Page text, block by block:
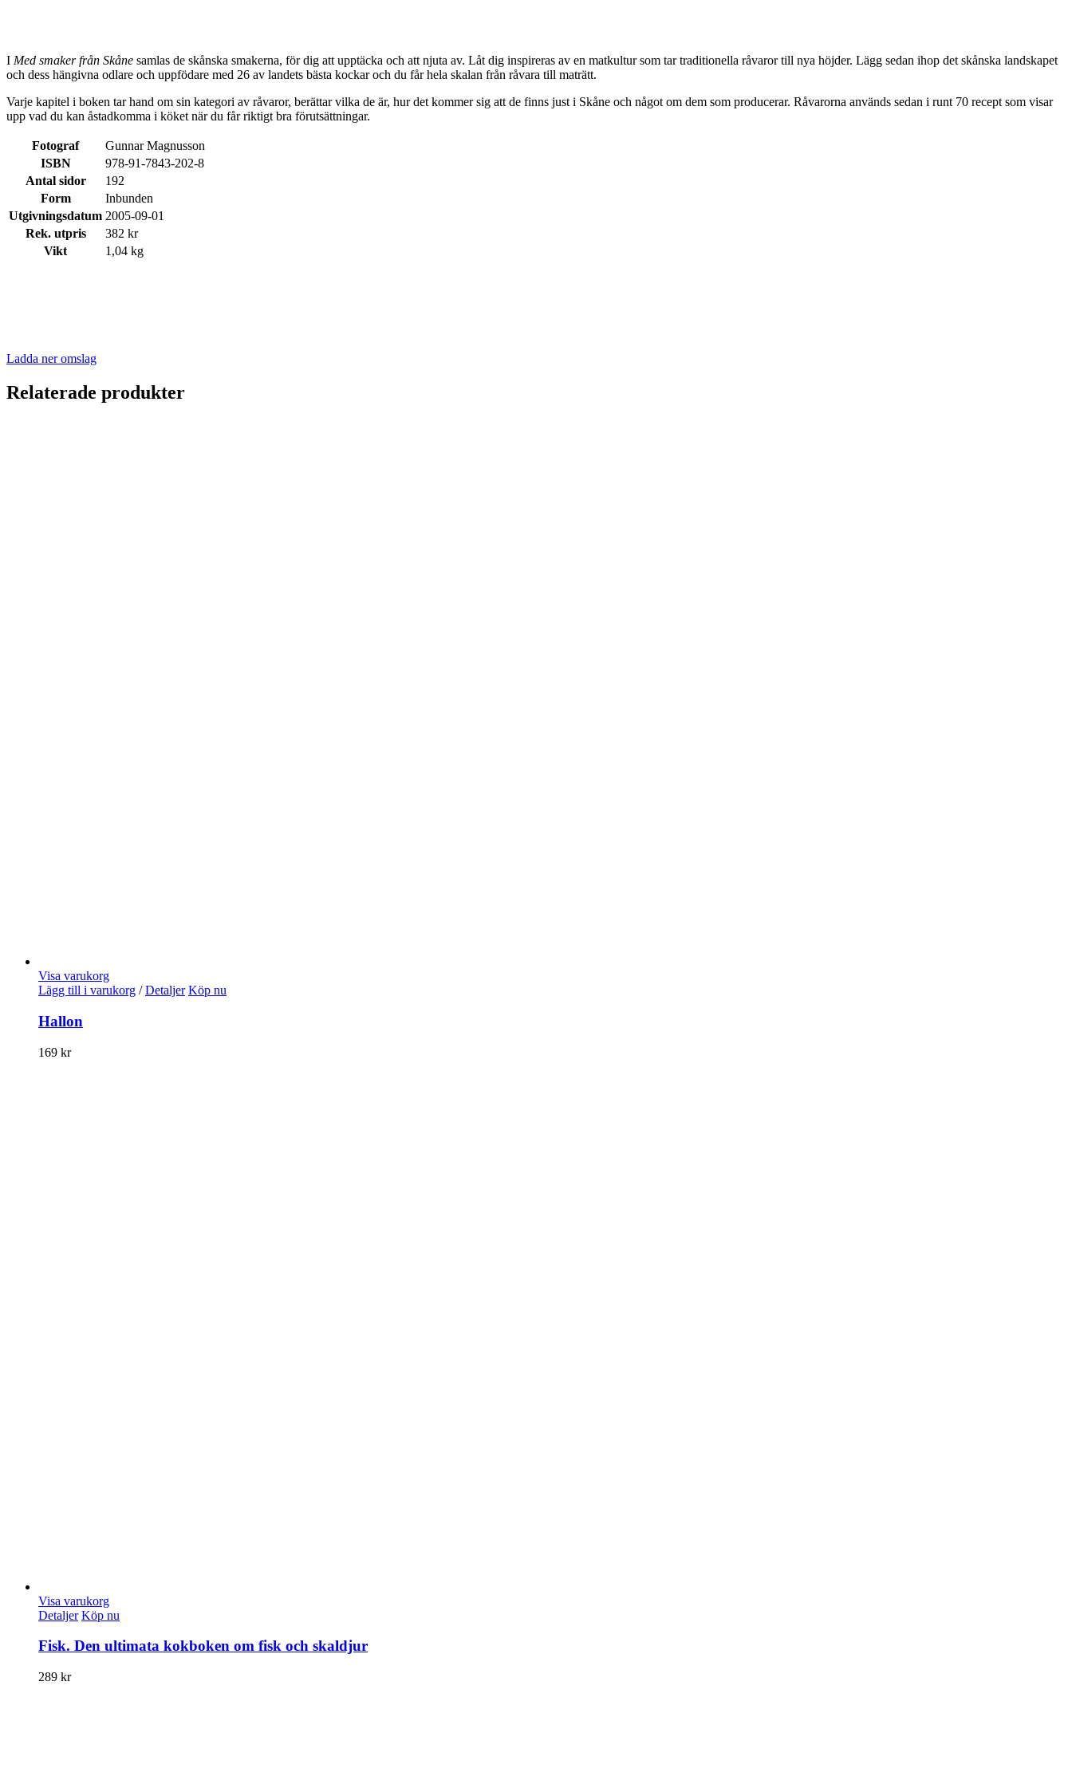
I Med smaker från Skåne samlas de skånska smakerna, för dig att upptäcka och att njuta av. Låt dig inspireras av en matkultur som tar traditionella råvaror till nya höjder. Lägg sedan ihop det skånska landskapet
och dess hängivna odlare och uppfödare med 26 av landets bästa kockar och du får hela skalan från råvara till maträtt.
Varje kapitel i boken tar hand om sin kategori av råvaror, berättar vilka de är, hur det kommer sig att de finns just i Skåne och något om dem som producerar. Råvarorna används sedan i runt 70 recept som visar
upp vad du kan åstadkomma i köket när du får riktigt bra förutsättningar.
Fotograf
Gunnar Magnusson
ISBN
978-91-7843-202-8
Antal sidor
192
Form
Inbunden
Utgivningsdatum 2005-09-01
Rek. utpris
382 kr
Vikt
1,04 kg
Ladda ner omslag
Relaterade produkter
Visa varukorg
Lägg till i varukorg / Detaljer Köp nu
Hallon
169 kr
Visa varukorg
Detaljer Köp nu
Fisk. Den ultimata kokboken om fisk och skaldjur
289 kr